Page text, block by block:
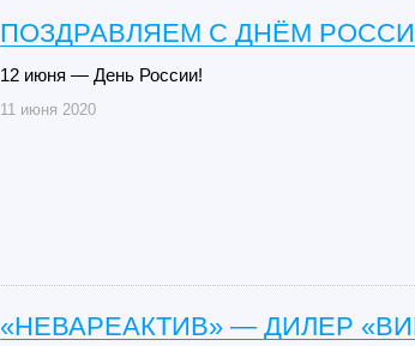
ПОЗДРАВЛЯЕМ С ДНЁМ
12 июня — День России!
11 июня 2020
«НЕВАРЕАКТИВ» — ДИЛЕР